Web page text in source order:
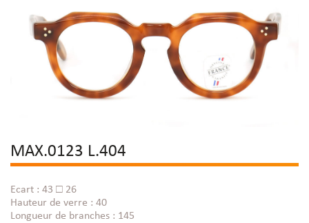
MAX.0123 L.404
Ecart : 43 □ 26
Hauteur de verre : 40
Longueur de branches : 145